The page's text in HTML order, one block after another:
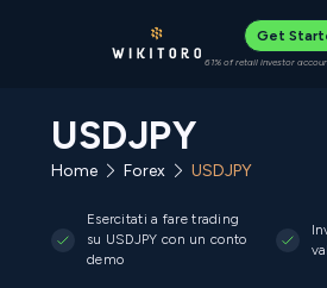
Get
61% of retail investor
USDJPY
Home Forex USDJPY
Esercitati a fare trading
su USDJPY con un conto
demo